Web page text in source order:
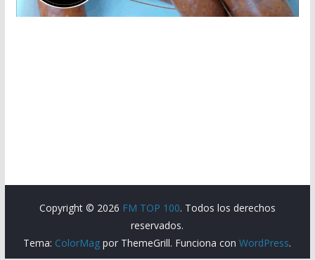
Copyright © 2026 FM TOP 100. Todos los derechos
reservados.
Tema: ColorMag por ThemeGrill. Funciona conWordPress.